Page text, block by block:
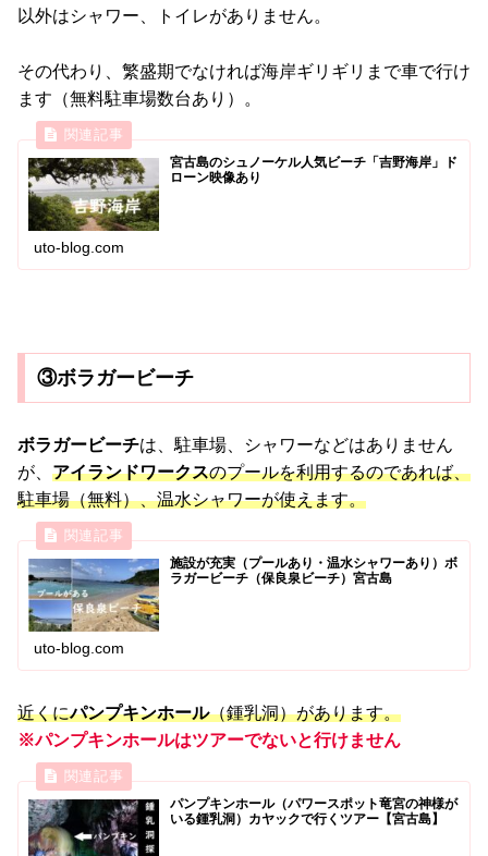
以外はシャワー、トイレがありません。
その代わり、繁盛期でなければ海岸ギリギリまで車で行け
ます（無料駐車場数台あり）。
宮古島のシュノーケル人気ビーチ「吉野海岸」ド
ローン映像あり
uto-blog.com
③ボラガービーチ
ボラガービーチは、駐車場、シャワーなどはありません
が、 アイランドワークスのプールを利用するのであれば、
駐車場（無料）、温水シャワーが使えます。
施設が充実（プールあり・温水シャワーあり）ボ
ラガービーチ（保良泉ビーチ）宮古島
uto-blog.com
近くにパンプキンホール（鍾乳洞）があります。
※パンプキンホールはツアーでないと行けません
パンプキンホール（パワースポット竜宮の神様が
いる鍾乳洞）カヤックで行くツアー【宮古島】